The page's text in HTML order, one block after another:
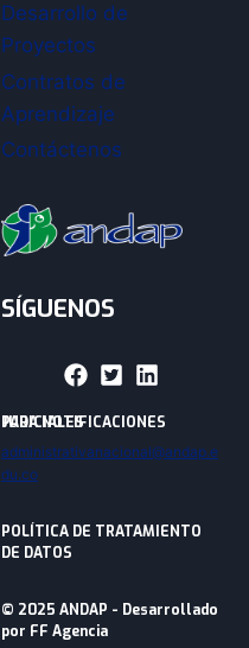
Desarrollo de
Proyectos
Contratos de
Aprendizaje
Contáctenos
SÍGUENOS
PARA NOTIFICACIONES JUDICIALES
administrativanacional@andap.e
du.co
POLÍTICA DE TRATAMIENTO
DE DATOS
© 2025 ANDAP - Desarrollado
por FF Agencia